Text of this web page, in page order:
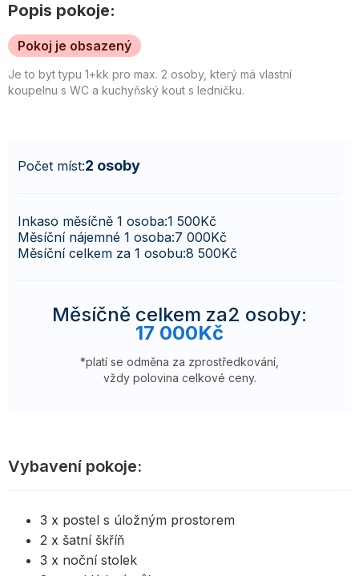
Popis pokoje:
Pokoj je obsazený
Je to byt typu 1+kk pro max. 2 osoby, který má vlastní
koupelnu s WC a kuchyňský kout s ledničku.
Počet míst:2 osoby
Inkaso měsíčně 1 osoba:1 500Kč
Měsíční nájemné 1 osoba:7 000Kč
Měsíční celkem za 1 osobu:8 500Kč
Měsíčně celkem za2 osoby:
17 000Kč
*platí se odměna za zprostředkování,
vždy polovina celkové ceny.
Vybavení pokoje:
3 x postel s úložným prostorem
2 x šatní škříň
3 x noční stolek